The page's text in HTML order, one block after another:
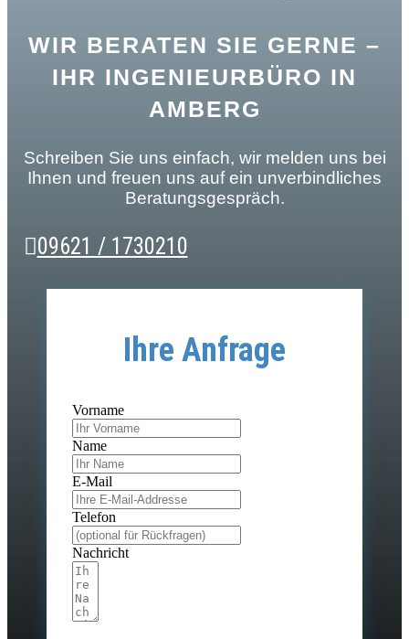
WIR BERATEN SIE GERNE –
IHR INGENIEURBÜRO IN
AMBERG
Schreiben Sie uns einfach, wir melden uns bei
Ihnen und freuen uns auf ein unverbindliches
Beratungsgespräch.
09621 / 1730210
Ihre Anfrage
Vorname
Name
E-Mail
Telefon
Nachricht